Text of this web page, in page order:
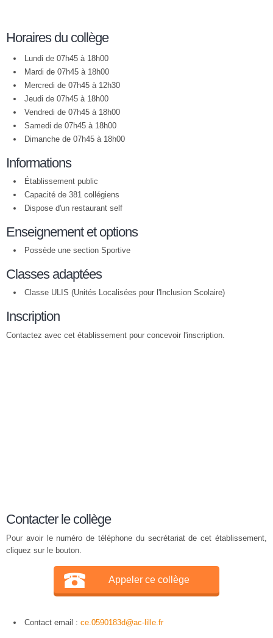
Horaires du collège
Lundi de 07h45 à 18h00
Mardi de 07h45 à 18h00
Mercredi de 07h45 à 12h30
Jeudi de 07h45 à 18h00
Vendredi de 07h45 à 18h00
Samedi de 07h45 à 18h00
Dimanche de 07h45 à 18h00
Informations
Établissement public
Capacité de 381 collégiens
Dispose d'un restaurant self
Enseignement et options
Possède une section Sportive
Classes adaptées
Classe ULIS (Unités Localisées pour l'Inclusion Scolaire)
Inscription
Contactez avec cet établissement pour concevoir l'inscription.
Contacter le collège
Pour avoir le numéro de téléphone du secrétariat de cet établissement,
cliquez sur le bouton.
Appeler ce collège
Contact email : ce.0590183d@ac-lille.fr